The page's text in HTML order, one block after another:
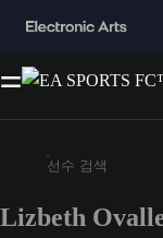
최소 3자
Lizbeth